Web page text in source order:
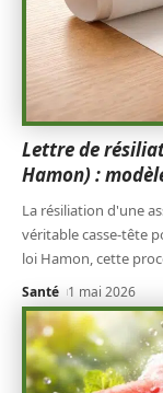
Lettre de
Hamon) :
La résiliation d'une
véritable casse-tête
loi Hamon, cette
Santé 1 mai 2026